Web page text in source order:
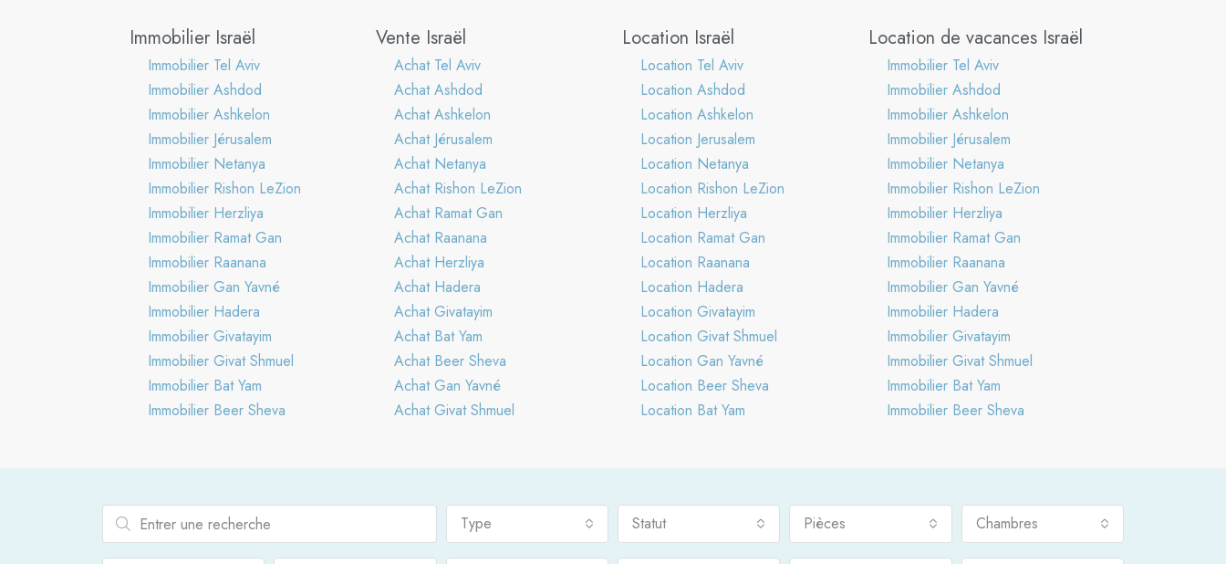
Immobilier Israël
Immobilier Tel Aviv
Immobilier Ashdod
Immobilier Ashkelon
Immobilier Jérusalem
Immobilier Netanya
Immobilier Rishon LeZion
Immobilier Herzliya
Immobilier Ramat Gan
Immobilier Raanana
Immobilier Gan Yavné
Immobilier Hadera
Immobilier Givatayim
Immobilier Givat Shmuel
Immobilier Bat Yam
Immobilier Beer Sheva
Vente Israël
Achat Tel Aviv
Achat Ashdod
Achat Ashkelon
Achat Jérusalem
Achat Netanya
Achat Rishon LeZion
Achat Ramat Gan
Achat Raanana
Achat Herzliya
Achat Hadera
Achat Givatayim
Achat Bat Yam
Achat Beer Sheva
Achat Gan Yavné
Achat Givat Shmuel
Location Israël
Location Tel Aviv
Location Ashdod
Location Ashkelon
Location Jerusalem
Location Netanya
Location Rishon LeZion
Location Herzliya
Location Ramat Gan
Location Raanana
Location Hadera
Location Givatayim
Location Givat Shmuel
Location Gan Yavné
Location Beer Sheva
Location Bat Yam
Location de vacances Israël
Immobilier Tel Aviv
Immobilier Ashdod
Immobilier Ashkelon
Immobilier Jérusalem
Immobilier Netanya
Immobilier Rishon LeZion
Immobilier Herzliya
Immobilier Ramat Gan
Immobilier Raanana
Immobilier Gan Yavné
Immobilier Hadera
Immobilier Givatayim
Immobilier Givat Shmuel
Immobilier Bat Yam
Immobilier Beer Sheva
Type Statut Pièces Chambres